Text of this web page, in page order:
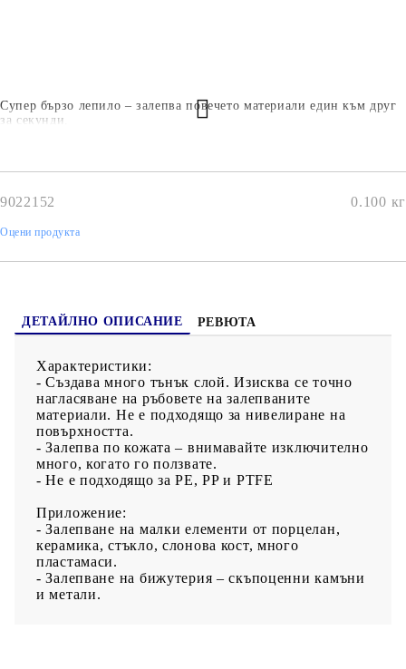
Супер бързо лепило – залепва повечето материали един към друг
за секунди.
9022152 0.100 кг
Оцени продукта
ДЕТАЙЛНО ОПИСАНИЕ РЕВЮТА
Характеристики:
- Създава много тънък слой. Изисква се точно
нагласяване на ръбовете на залепваните
материали. Не е подходящо за нивелиране на
повърхността.
- Залепва по кожата – внимавайте изключително
много, когато го ползвате.
- Не е подходящо за PE, PP и PTFE
Приложение:
- Залепване на малки елементи от порцелан,
керамика, стъкло, слонова кост, много
пластамаси.
- Залепване на бижутерия – скъпоценни камъни
и метали.